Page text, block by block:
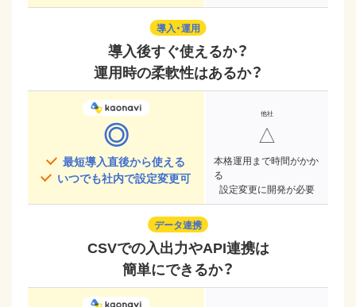
導入・運用
導入後すぐ使えるか？
運用時の柔軟性はあるか？
◎
最短導入直後から使える
いつでも社内で設定変更可
△
本格運用まで時間がかか
る
設定変更に開発が必要
データ連携
CSVでの入出力やAPI連携は
簡単にできるか？